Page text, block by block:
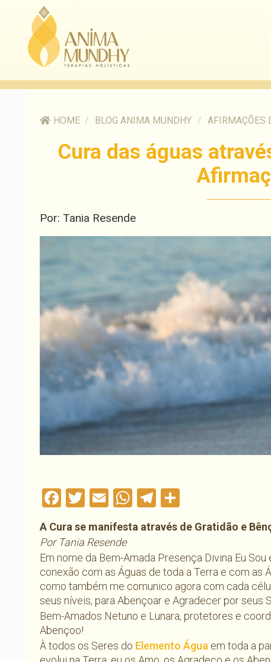
HOME / BLOG ANIMA MUNDHY / AFIRMAÇÕES
Cura das águas
Por: Tania Resende
Facebook
Twitter
EmailWhatsApp
Telegram
A Cura se manifesta através de Gratidão e
Por Tania Resende
Em nome da Bem-Amada Presença Divina Eu
conexão com as Águas de toda a Terra e com
como também me comunico agora com cada
seus níveis, para Abençoar e Agradecer por seus
Bem-Amados Netuno e Lunara, protetores e
Abençoo!
À todos os Seres do Elemento Água em toda a